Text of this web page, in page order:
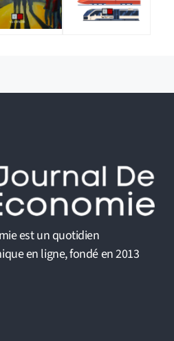
est un quotidien
en ligne, fondé en 2013